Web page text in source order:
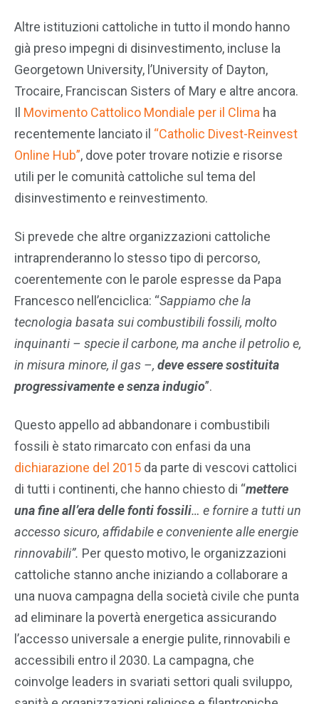
Altre istituzioni cattoliche in tutto il mondo hanno
già preso impegni di disinvestimento, incluse la
Georgetown University, l’University of Dayton,
Trocaire, Franciscan Sisters of Mary e altre ancora.
Il Movimento Cattolico Mondiale per il Clima ha
recentemente lanciato il “Catholic Divest-Reinvest
Online Hub”, dove poter trovare notizie e risorse
utili per le comunità cattoliche sul tema del
disinvestimento e reinvestimento.
Si prevede che altre organizzazioni cattoliche
intraprenderanno lo stesso tipo di percorso,
coerentemente con le parole espresse da Papa
Francesco nell’enciclica: “Sappiamo che la
tecnologia basata sui combustibili fossili, molto
inquinanti – specie il carbone, ma anche il petrolio e,
in misura minore, il gas –, deve essere sostituita
progressivamente e senza indugio”.
Questo appello ad abbandonare i combustibili
fossili è stato rimarcato con enfasi da una
dichiarazione del 2015 da parte di vescovi cattolici
di tutti i continenti, che hanno chiesto di “mettere
una fine all’era delle fonti fossili… e fornire a tutti un
accesso sicuro, affidabile e conveniente alle energie
rinnovabili”. Per questo motivo, le organizzazioni
cattoliche stanno anche iniziando a collaborare a
una nuova campagna della società civile che punta
ad eliminare la povertà energetica assicurando
l’accesso universale a energie pulite, rinnovabili e
accessibili entro il 2030. La campagna, che
coinvolge leaders in svariati settori quali sviluppo,